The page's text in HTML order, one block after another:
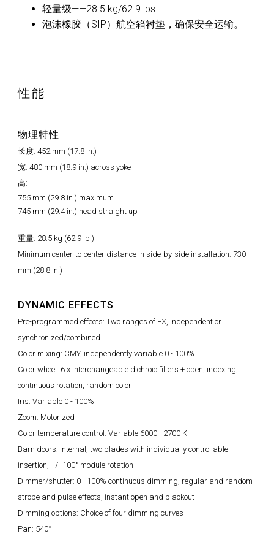
轻量级——28.5 kg/62.9 lbs
泡沫橡胶（SIP）航空箱衬垫，确保安全运输。
性能
物理特性
长度: 452 mm (17.8 in.)
宽: 480 mm (18.9 in.) across yoke
高:
755 mm (29.8 in.) maximum
745 mm (29.4 in.) head straight up
重量: 28.5 kg (62.9 lb.)
Minimum center-to-center distance in side-by-side installation: 730
mm (28.8 in.)
DYNAMIC EFFECTS
Pre-programmed effects: Two ranges of FX, independent or
synchronized/combined
Color mixing: CMY, independently variable 0 - 100%
Color wheel: 6 x interchangeable dichroic filters + open, indexing,
continuous rotation, random color
Iris: Variable 0 - 100%
Zoom: Motorized
Color temperature control: Variable 6000 - 2700 K
Barn doors: Internal, two blades with individually controllable
insertion, +/- 100° module rotation
Dimmer/shutter: 0 - 100% continuous dimming, regular and random
strobe and pulse effects, instant open and blackout
Dimming options: Choice of four dimming curves
Pan: 540°